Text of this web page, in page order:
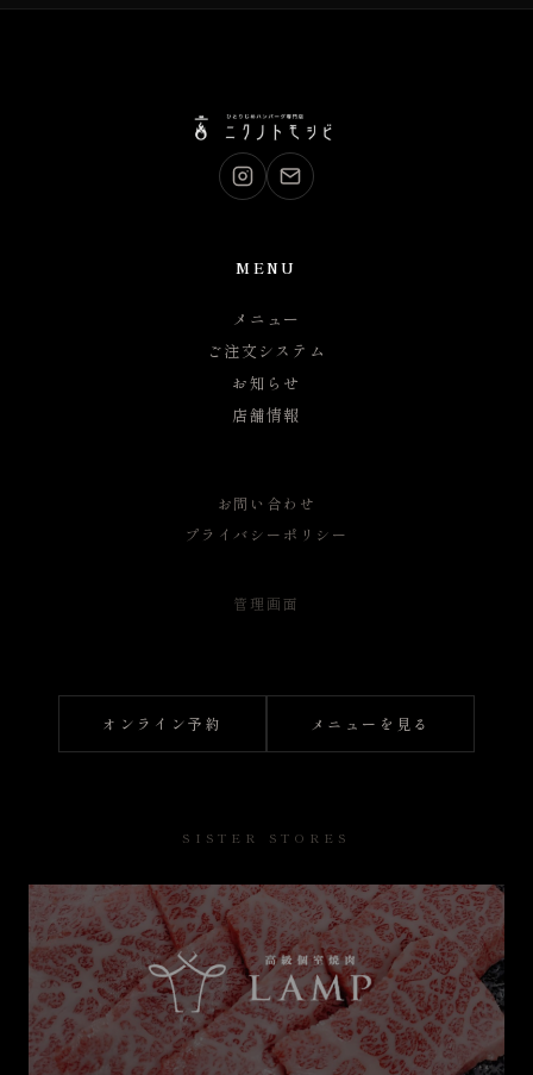
MENU
メニュー
ご注文システム
お知らせ
店舗情報
お問い合わせ
プライバシーポリシー
管理画面
オンライン予約 メニューを見る
SISTER STORES